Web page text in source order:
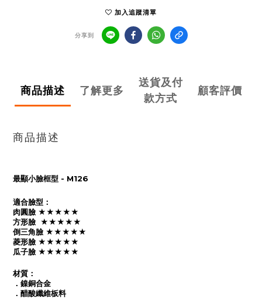
加入追蹤清單
分享到
商品描述 了解更多
送貨及付
款方式
顧客評價
商品描述
最顯小臉框型 - M126
適合臉型：
肉圓臉 ★★★★★
方形臉 ★★★★★
倒三角臉 ★★★★★
菱形臉 ★★★★★
瓜子臉 ★★★★★
材質：
．鎳銅合金
．醋酸纖維板料